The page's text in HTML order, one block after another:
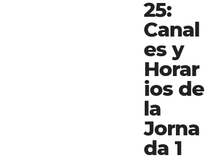
25:
Canal
es y
Horar
ios de
la
Jorna
da 1